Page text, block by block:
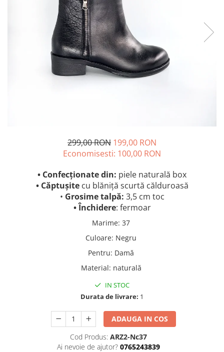
299,00 RON 199,00 RON
Economisesti: 100,00 RON
• Confecționate din: piele naturală box
• Căptușite cu blăniță scurtă călduroasă
• Grosime talpă: 3,5 cm toc
• Închidere: fermoar
Marime: 37
Culoare: Negru
Pentru: Damă
Material: naturală
IN STOC
Durata de livrare: 1
ADAUGA IN COS
Cod Produs: ARZ2-Nc37
Ai nevoie de ajutor? 0765243839